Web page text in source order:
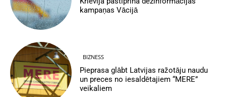
kampaņas Vācijā
BIZNESS
Pieprasa glābt Latvijas ražotāju naudu
un preces no iesaldētajiem “MERE”
veikaliem